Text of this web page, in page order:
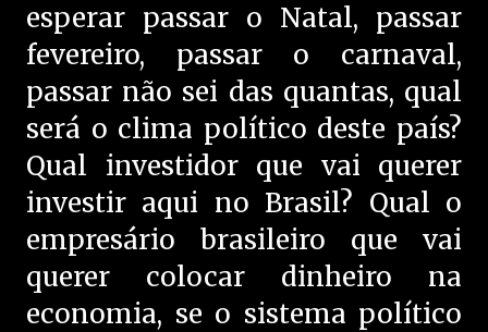
esperar passar o Natal, passar
fevereiro, passar o carnaval,
passar não sei das quantas, qual
será o clima político deste país?
Qual investidor que vai querer
investir aqui no Brasil? Qual o
empresário brasileiro que vai
querer colocar dinheiro na
economia, se o sistema político